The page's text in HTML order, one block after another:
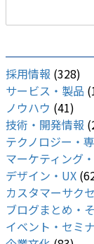
採用情報 (328)
サービス・製品
ノウハウ (41)
技術・開発情報
テクノロジー・
マーケティング
デザイン・UX
カスタマーサク
ブログまとめ・
イベント・セミ